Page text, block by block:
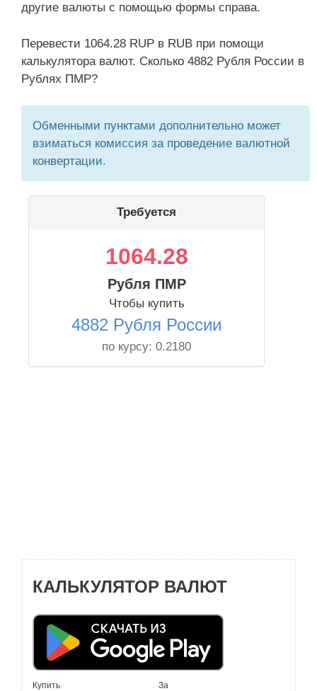
другие валюты с помощью формы справа.
Перевести 1064.28 RUP в RUB при помощи
калькулятора валют. Сколько 4882 Рубля России в
Рублях ПМР?
Обменными пунктами дополнительно может
взиматься комиссия за проведение валютной
конвертации.
Требуется
1064.28
Рубля ПМР
Чтобы купить
4882 Рубля России
по курсу: 0.2180
КАЛЬКУЛЯТОР ВАЛЮТ
Купить За